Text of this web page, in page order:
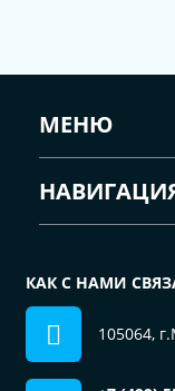
МЕНЮ
КАК С НАМИ
105064,